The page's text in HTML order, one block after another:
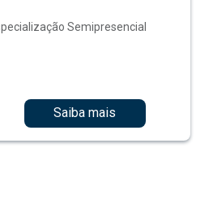
Semipresencial
Saiba mais